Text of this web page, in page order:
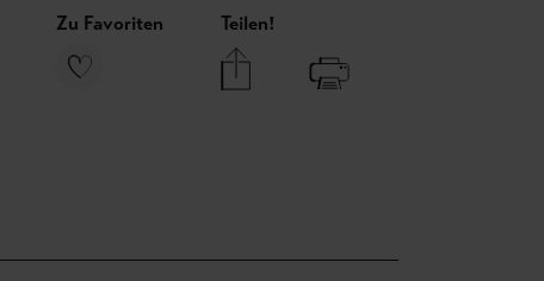
Zu Favoriten Teilen!